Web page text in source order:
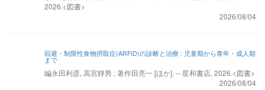
2026.<図書>
2026/08/04
回避・制限性食物摂取症(ARFID)の診断と治療 : 児童期から青年・成人期
まで
編永田利彦, 高宮靜男 ; 著作田亮一 [ほか]. -- 星和書店, 2026.<図書>
2026/08/04